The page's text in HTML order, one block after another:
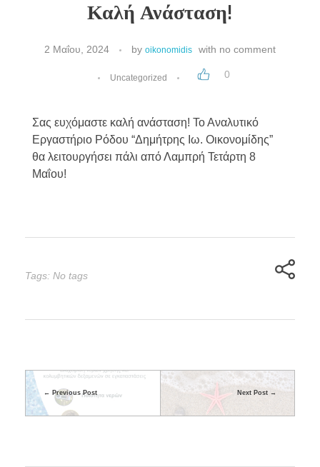
Καλή Ανάσταση!
2 Μαΐου, 2024 by oikonomidis with no comment
Uncategorized 0
Σας ευχόμαστε καλή ανάσταση! Το Αναλυτικό
Εργαστήριο Ρόδου “Δημήτρης Ιω. Οικονομίδης”
θα λειτουργήσει πάλι από Λαμπρή Τετάρτη 8
Μαΐου!
Tags: No tags
Previous Post Next Post